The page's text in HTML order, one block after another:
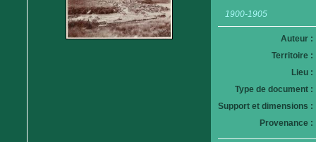
1900-1905
Auteur :
Territoire :
Lieu :
Type de document :
Support et dimensions :
Provenance :